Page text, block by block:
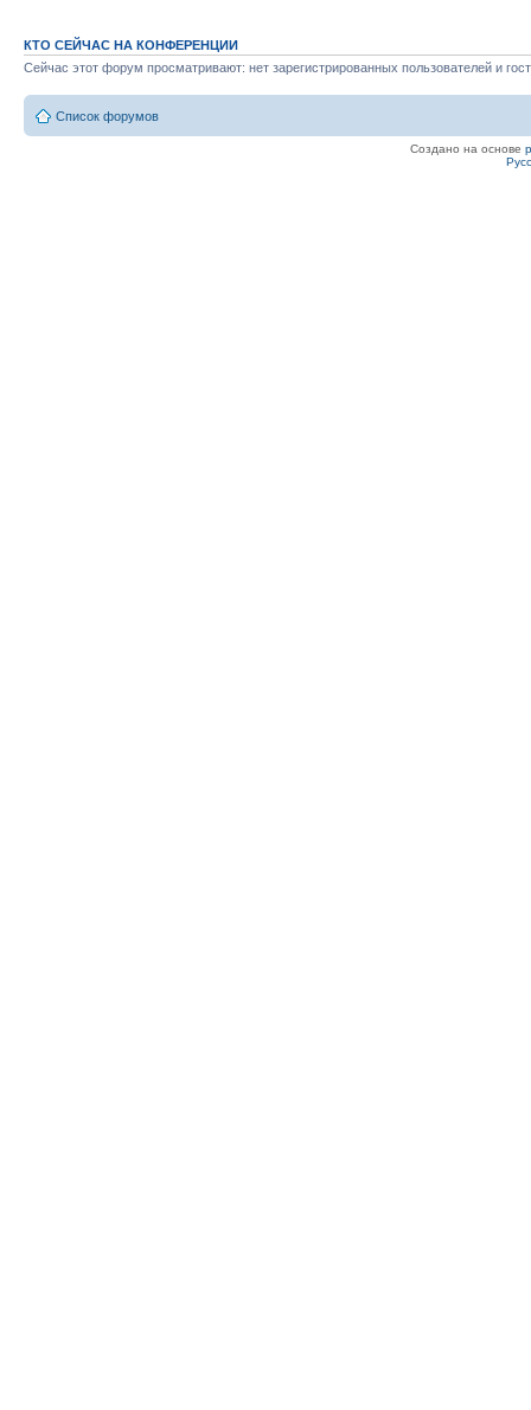
КТО СЕЙЧАС НА КОНФЕРЕНЦИИ
Сейчас этот форум просматривают: нет зарегистрированных пользователей и
Список форумов
Создано на основе